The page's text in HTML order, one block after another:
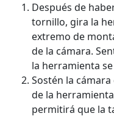
Después de
tornillo, gira la
extremo de
de la cámara.
la herramienta
Sostén la
de la
permitirá que la